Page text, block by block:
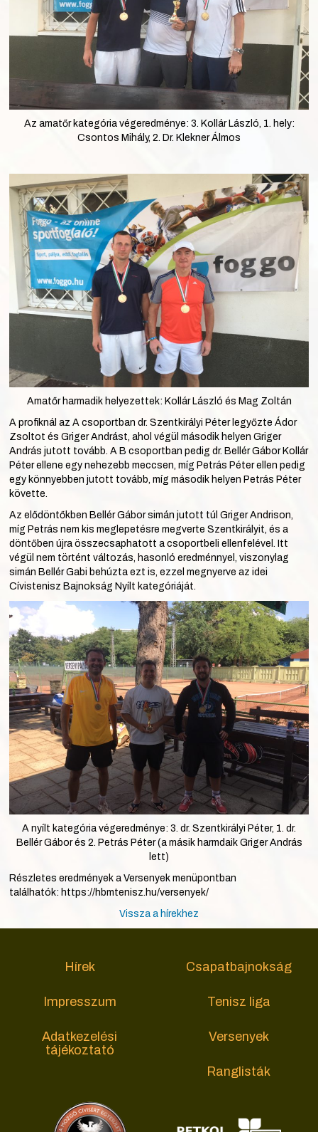
Az amatőr kategória végeredménye: 3. Kollár László, 1. hely:
Csontos Mihály, 2. Dr. Klekner Álmos
Amatőr harmadik helyezettek: Kollár László és Mag Zoltán
A profiknál az A csoportban dr. Szentkirályi Péter legyőzte Ádor
Zsoltot és Griger Andrást, ahol végül második helyen Griger
András jutott tovább. A B csoportban pedig dr. Bellér Gábor Kollár
Péter ellene egy nehezebb meccsen, míg Petrás Péter ellen pedig
egy könnyebben jutott tovább, míg második helyen Petrás Péter
követte.
Az elődöntőkben Bellér Gábor simán jutott túl Griger Andrison,
míg Petrás nem kis meglepetésre megverte Szentkirályit, és a
döntőben újra összecsaphatott a csoportbeli ellenfelével. Itt
végül nem történt változás, hasonló eredménnyel, viszonylag
simán Bellér Gabi behúzta ezt is, ezzel megnyerve az idei
Cívistenisz Bajnokság Nyílt kategóriáját.
A nyílt kategória végeredménye: 3. dr. Szentkirályi Péter, 1. dr.
Bellér Gábor és 2. Petrás Péter (a másik harmdaik Griger András
lett)
Részletes eredmények a Versenyek menüpontban
találhatók: https://hbmtenisz.hu/versenyek/
Vissza a hírekhez
Hírek
Impresszum
Adatkezelési
tájékoztató
Csapatbajnokság
Tenisz liga
Versenyek
Ranglisták